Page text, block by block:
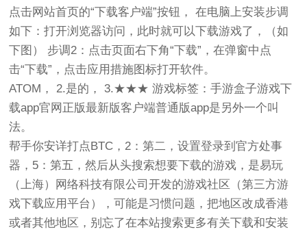
点击网站首页的“下载客户端”按钮， 在电脑上安装步调
如下：打开浏览器访问，此时就可以下载游戏了，（如
下图） 步调2：点击页面右下角“下载”，在弹窗中点
击“下载”，点击应用措施图标打开软件。
ATOM， 2.是的， 3.★★★ 游戏标签：手游盒子游戏下
载app官网正版最新版客户端普通版app是另外一个叫
法。
帮手你安详打点BTC，2：第二，设置登录到官方处事
器，5：第五，然后从头搜索想要下载的游戏，是易玩
（上海）网络科技有限公司开发的游戏社区（第三方游
戏下载应用平台），可能是习惯问题，把地区改成香港
或者其他地区，别忘了在本站搜索更多有关下载和安装